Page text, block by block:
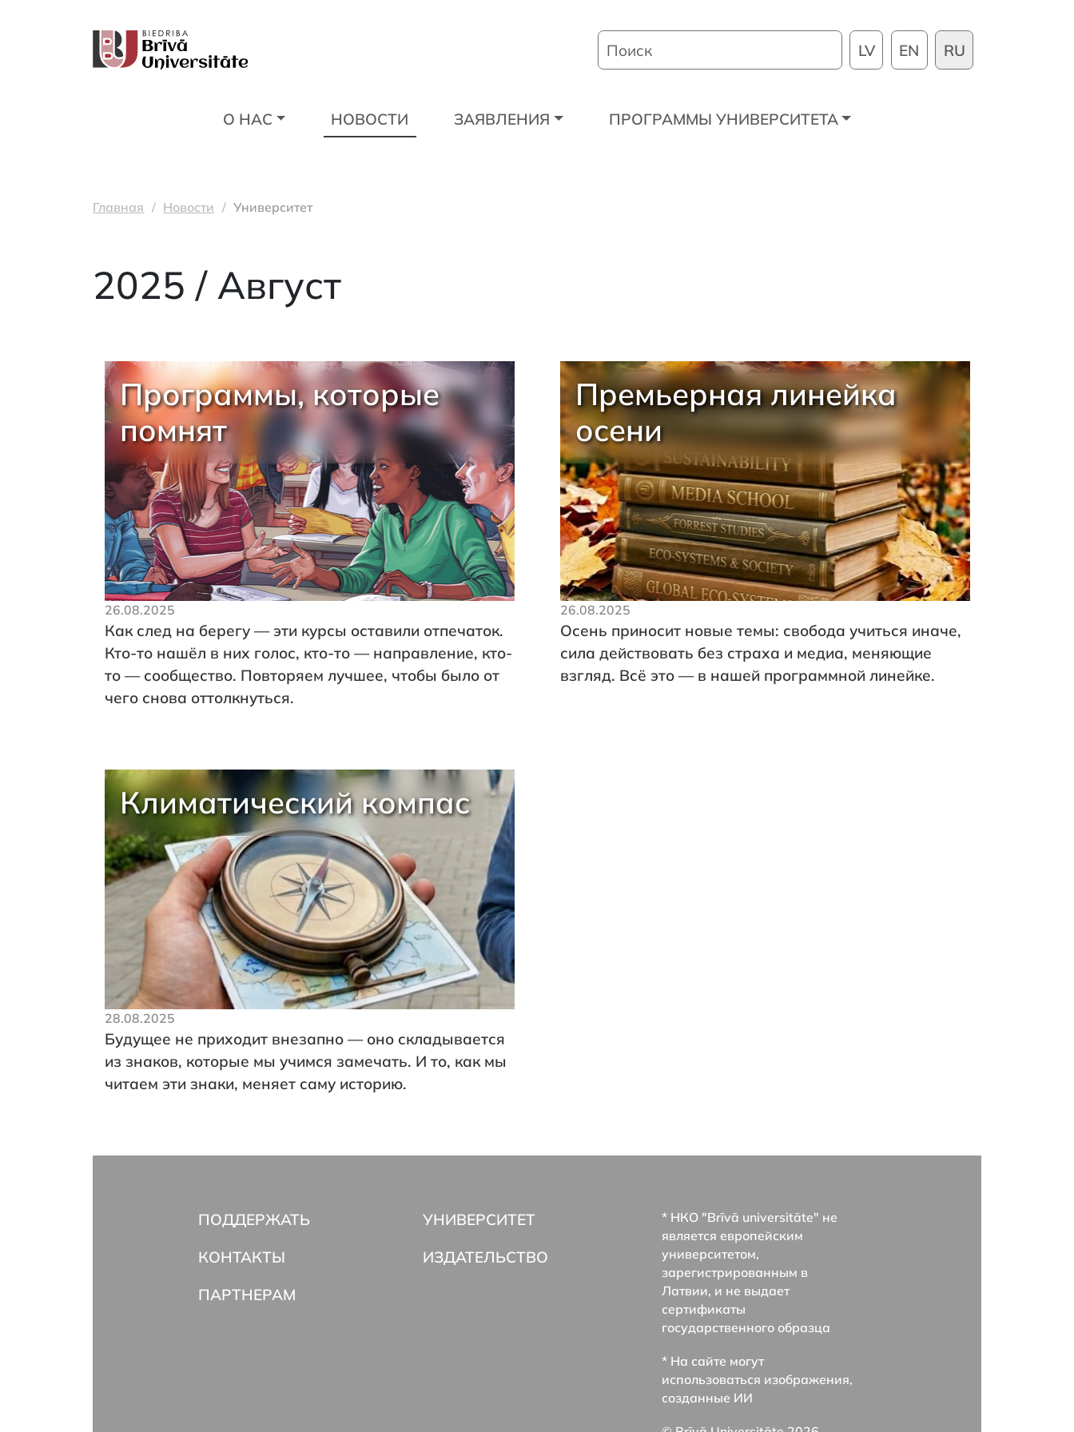
LV EN RU
О НАС НОВОСТИ ЗАЯВЛЕНИЯ ПРОГРАММЫ УНИВЕРСИТЕТА
Главная Новости Университет
2025 / Август
Программы, которые
помнят
26.08.2025
Как след на берегу — эти курсы оставили отпечаток.
Кто-то нашёл в них голос, кто-то — направление, кто-
то — сообщество. Повторяем лучшее, чтобы было от
чего снова оттолкнуться.
Премьерная линейка
осени
26.08.2025
Осень приносит новые темы: свобода учиться иначе,
сила действовать без страха и медиа, меняющие
взгляд. Всё это — в нашей программной линейке.
Климатический компас
28.08.2025
Будущее не приходит внезапно — оно складывается
из знаков, которые мы учимся замечать. И то, как мы
читаем эти знаки, меняет саму историю.
ПОДДЕРЖАТЬ
КОНТАКТЫ
ПАРТНЕРАМ
УНИВЕРСИТЕТ
ИЗДАТЕЛЬСТВО
* НКО "Brīvā universitāte" не
является европейским
университетом,
зарегистрированным в
Латвии, и не выдает
сертификаты
государственного образца
* На сайте могут
использоваться изображения,
созданные ИИ